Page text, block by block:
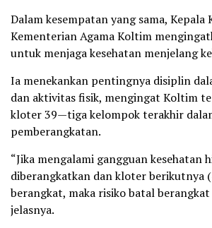
Dalam kesempatan yang sama, Kepala
Kementerian Agama Koltim
untuk menjaga kesehatan menjelang
Ia menekankan pentingnya disiplin
dan aktivitas fisik, mengingat Koltim
kloter 39—tiga kelompok terakhir
pemberangkatan.
“Jika mengalami gangguan kesehatan
diberangkatkan dan kloter berikutnya
berangkat, maka risiko batal berangkat
jelasnya.